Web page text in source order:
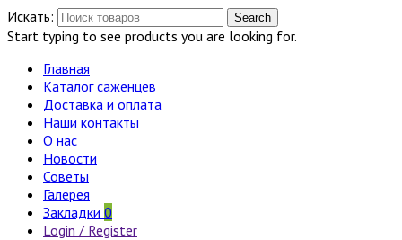
Искать: Search
Start typing to see products you are looking for.
Главная
Каталог саженцев
Доставка и оплата
Наши контакты
О нас
Новости
Советы
Галерея
Закладки 0
Login / Register